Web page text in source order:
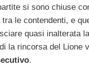
si sono chiuse
le contendenti, e
quasi inalterata
la rincorsa del Lione
.